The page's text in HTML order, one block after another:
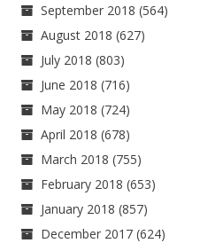
September 2018 (564)
August 2018 (627)
July 2018 (803)
June 2018 (716)
May 2018 (724)
April 2018 (678)
March 2018 (755)
February 2018 (653)
January 2018 (857)
December 2017 (624)